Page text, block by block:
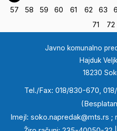
57
58 59 60 61 62 63
71
72
Javno komunalno
Hajduk
18230
Tel./Fax: 018/830-670,
Imejl: soko.napredak@mts.rs ;